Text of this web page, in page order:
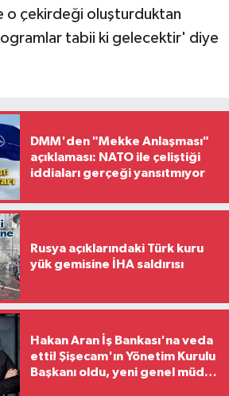
o çekirdeği oluşturduktan
tabii ki gelecektir' diye
DMM'den "Mekke Anlaşması"
açıklaması: NATO ile çeliştiği
iddiaları gerçeği yansıtmıyor
Rusya açıklarındaki Türk kuru
yük gemisine İHA saldırısı
Hakan Aran İş Bankası'na veda
etti! Şişecam'ın Yönetim Kurulu
Başkanı oldu, yeni genel müdür